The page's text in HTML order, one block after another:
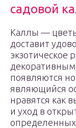
садовой
Каллы —
доставит
экзотическое
появляются
являющийся
нравятся как
и уход в